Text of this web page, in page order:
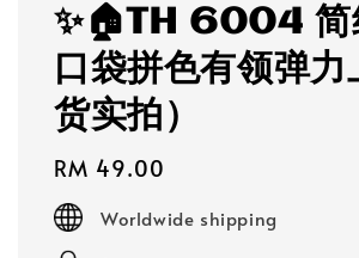
✨🏠TH 6004 简
口袋拼色有领弹
货实拍）
Regular
price
RM 49.00
Worldwide shipping